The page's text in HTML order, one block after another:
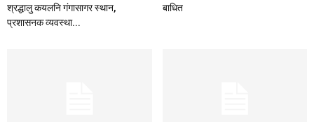
श्रद्धालु कयलनि गंगासागर स्थान,
प्रशासनक व्यवस्था...
बाधित